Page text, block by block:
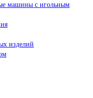
машины с игольным
изделий